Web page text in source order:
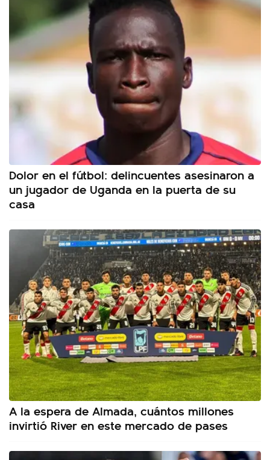
Dolor en el fútbol: delincuentes asesinaron a
un jugador de Uganda en la puerta de su
casa
A la espera de Almada, cuántos millones
invirtió River en este mercado de pases